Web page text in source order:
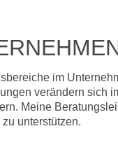
im
verändern sich
Meine
unterstützen.